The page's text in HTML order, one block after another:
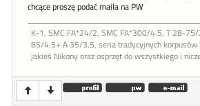
chcące proszę podać maila na PW
K-1, SMC FA*24/2, SMC FA*300/4.5, T 28-
85/4.5+ A 35/3.5, seria tradycyjnych korpusów
jakieś Nikony oraz osprzęt do wszystkiego i